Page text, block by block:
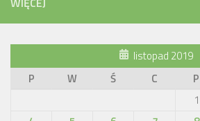
listopad 2019
P
W Ś C P
1